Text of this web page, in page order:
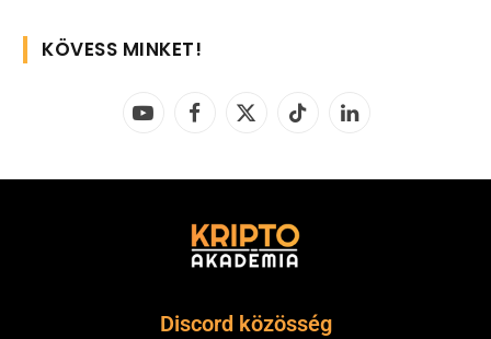
KÖVESS MINKET!
YouTubeFacebook
X
TikTok LinkedIn
Discord közösség